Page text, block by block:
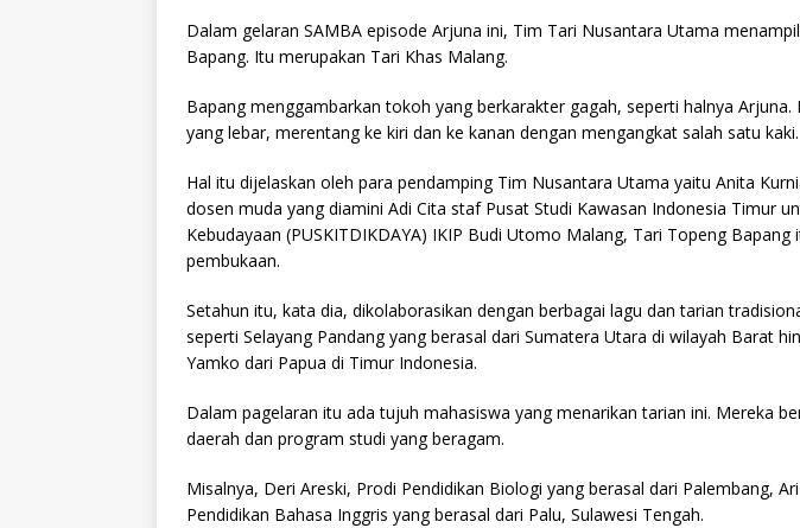
Dalam gelaran SAMBA episode Arjuna ini, Tim Tari Nusantara Utama
Bapang. Itu merupakan Tari Khas Malang.
Bapang menggambarkan tokoh yang berkarakter gagah, seperti halnya Arjuna.
yang lebar, merentang ke kiri dan ke kanan dengan mengangkat salah satu kaki.
Hal itu dijelaskan oleh para pendamping Tim Nusantara Utama yaitu Anita
dosen muda yang diamini Adi Cita staf Pusat Studi Kawasan Indonesia Timur
Kebudayaan (PUSKITDIKDAYA) IKIP Budi Utomo Malang, Tari Topeng Bapang
pembukaan.
Setahun itu, kata dia, dikolaborasikan dengan berbagai lagu dan tarian
seperti Selayang Pandang yang berasal dari Sumatera Utara di wilayah Barat
Yamko dari Papua di Timur Indonesia.
Dalam pagelaran itu ada tujuh mahasiswa yang menarikan tarian ini. Mereka
daerah dan program studi yang beragam.
Misalnya, Deri Areski, Prodi Pendidikan Biologi yang berasal dari Palembang,
Pendidikan Bahasa Inggris yang berasal dari Palu, Sulawesi Tengah.